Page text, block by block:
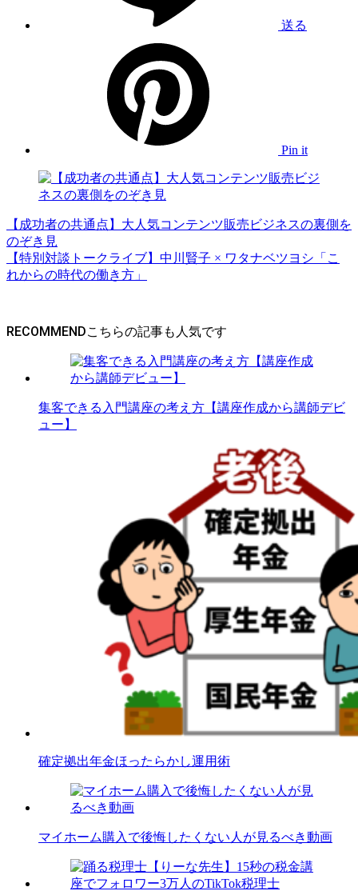
送る
Pin it
【成功者の共通点】大人気コンテンツ販売ビジネスの裏側を
のぞき見
【特別対談トークライブ】中川賢子 × ワタナベツヨシ「こ
れからの時代の働き方」
RECOMMEND
集客できる入門講座の考え方【講座作成から講師デビ
ュー】
確定拠出年金ほったらかし運用術
マイホーム購入で後悔したくない人が見るべき動画